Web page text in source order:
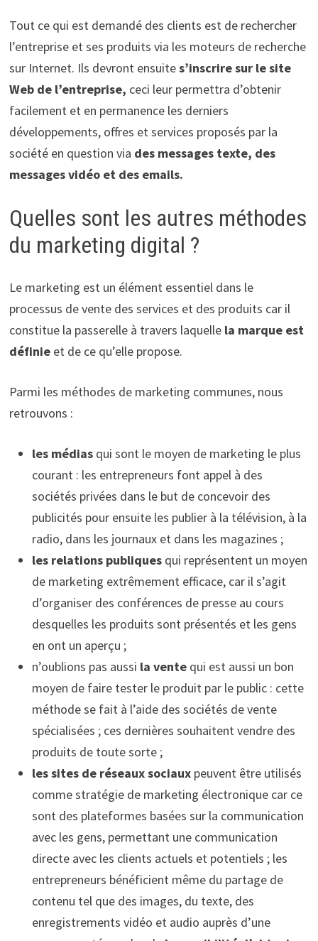
Tout ce qui est demandé des clients est de rechercher
l’entreprise et ses produits via les moteurs de recherche
sur Internet. Ils devront ensuites’inscrire sur le site
Web de l’entreprise, ceci leur permettra d’obtenir
facilement et en permanence les derniers
développements, offres et services proposés par la
société en question via des messages texte, des
messages vidéo et des emails.
Quelles sont les autres méthodes
du marketing digital ?
Le marketing est un élément essentiel dans le
processus de vente des services et des produits car il
constitue la passerelle à travers laquelle la marque est
définie et de ce qu’elle propose.
Parmi les méthodes de marketing communes, nous
retrouvons :
les médiasqui sont le moyen de marketing le plus
courant : les entrepreneurs font appel à des
sociétés privées dans le but de concevoir des
publicités pour ensuite les publier à la télévision, à la
radio, dans les journaux et dans les magazines ;
les relations publiques qui représentent un moyen
de marketing extrêmement efficace, car il s’agit
d’organiser des conférences de presse au cours
desquelles les produits sont présentés et les gens
en ont un aperçu ;
n’oublions pas aussi la vente qui est aussi un bon
moyen de faire tester le produit par le public : cette
méthode se fait à l’aide des sociétés de vente
spécialisées ; ces dernières souhaitent vendre des
produits de toute sorte ;
les sites de réseaux sociauxpeuvent être utilisés
comme stratégie de marketing électronique car ce
sont des plateformes basées sur la communication
avec les gens, permettant une communication
directe avec les clients actuels et potentiels ; les
entrepreneurs bénéficient même du partage de
contenu tel que des images, du texte, des
enregistrements vidéo et audio auprès d’une